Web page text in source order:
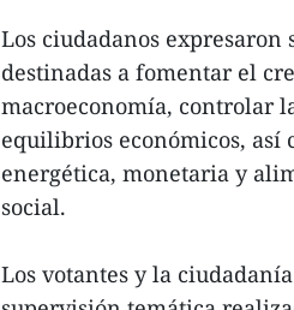
Los ciudadanos
destinadas a fomentar el
macroeconomía, controlar
equilibrios económicos, así
energética, monetaria y
social.
Los votantes y la